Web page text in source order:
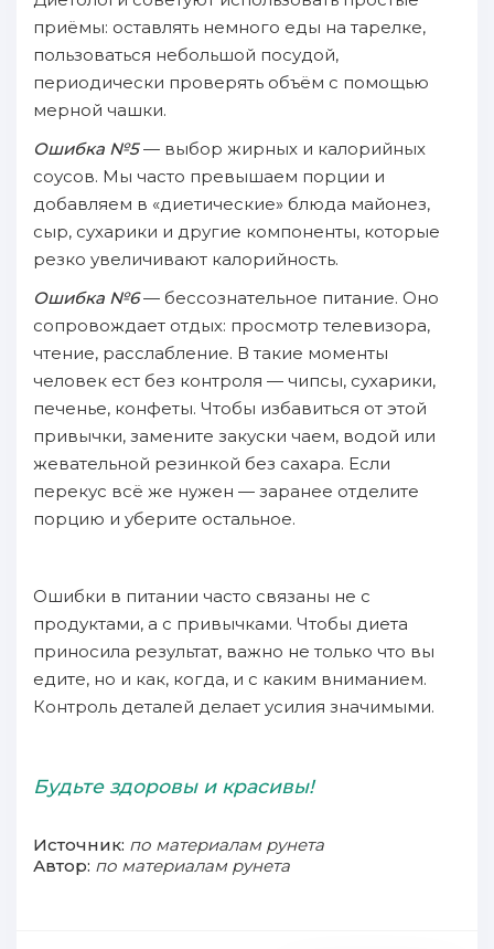
приёмы: оставлять немного еды на тарелке,
пользоваться небольшой посудой,
периодически проверять объём с помощью
мерной чашки.
Ошибка №5— выбор жирных и калорийных
соусов. Мы часто превышаем порции и
добавляем в «диетические» блюда майонез,
сыр, сухарики и другие компоненты, которые
резко увеличивают калорийность.
Ошибка №6— бессознательное питание. Оно
сопровождает отдых: просмотр телевизора,
чтение, расслабление. В такие моменты
человек ест без контроля — чипсы, сухарики,
печенье, конфеты. Чтобы избавиться от этой
привычки, замените закуски чаем, водой или
жевательной резинкой без сахара. Если
перекус всё же нужен — заранее отделите
порцию и уберите остальное.
Ошибки в питании часто связаны не с
продуктами, а с привычками. Чтобы диета
приносила результат, важно не только что вы
едите, но и как, когда, и с каким вниманием.
Контроль деталей делает усилия значимыми.
Будьте здоровы и красивы!
Источник: по материалам рунета
Автор: по материалам рунета